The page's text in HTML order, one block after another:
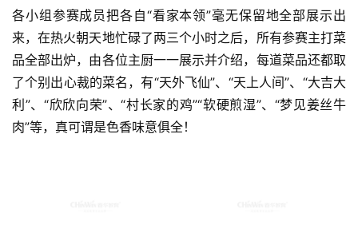
各小组参赛成员把各自“看家本领”毫无保留地全部展示出
来，在热火朝天地忙碌了两三个小时之后，所有参赛主打菜
品全部出炉，由各位主厨一一展示并介绍，每道菜品还都取
了个别出心裁的菜名，有“天外飞仙”、“天上人间”、“大吉大
利”、“欣欣向荣”、“村长家的鸡”“软硬煎湿”、“梦见姜丝牛
肉”等，真可谓是色香味意俱全！